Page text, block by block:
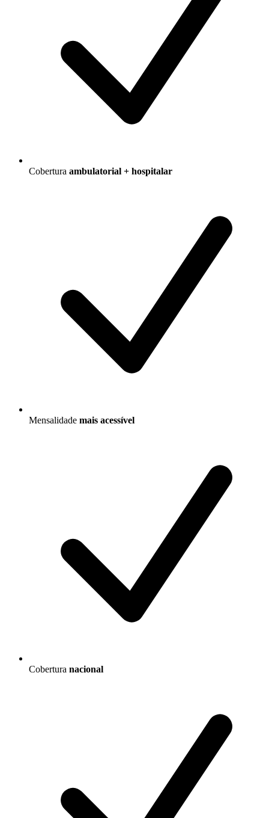
Cobertura ambulatorial + hospitalar
Mensalidade mais acessível
Cobertura nacional